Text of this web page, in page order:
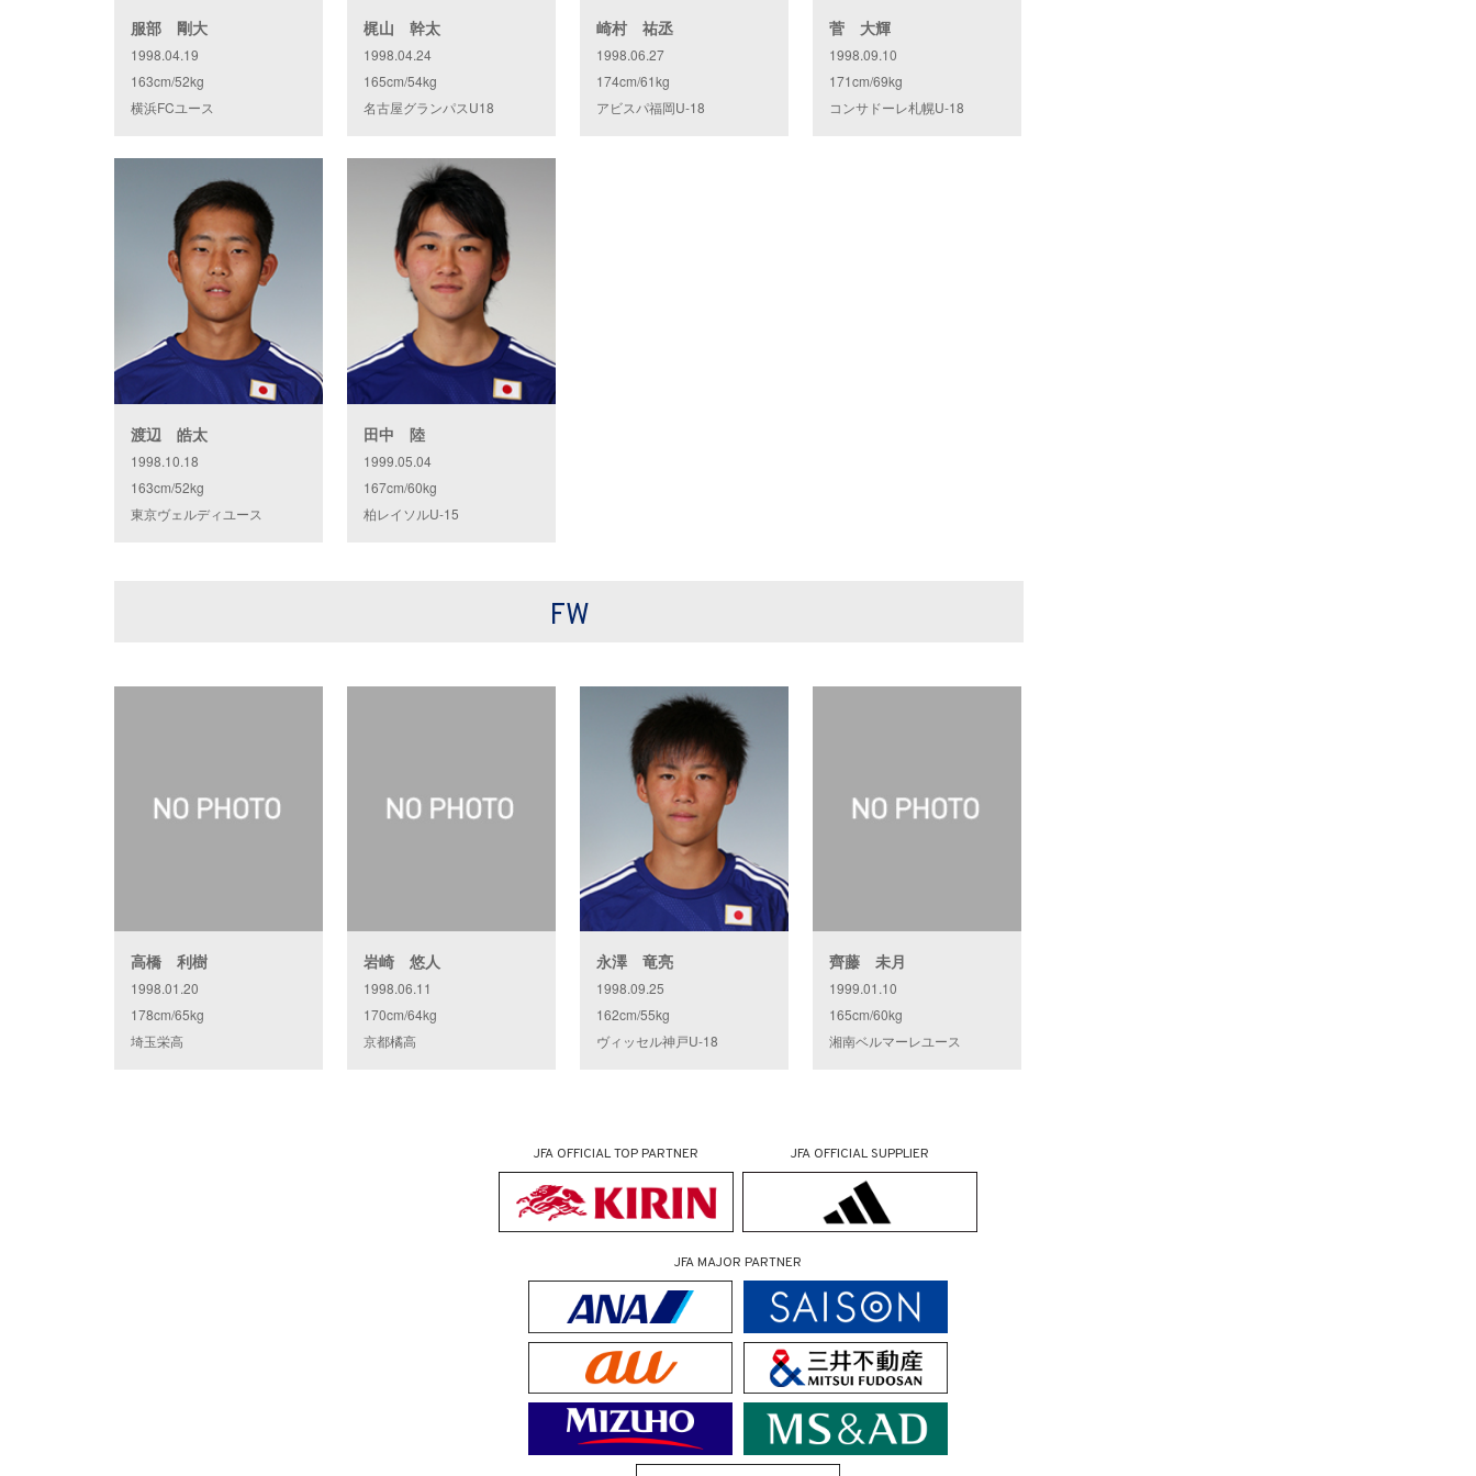
服部 剛大
1998.04.19
163cm/52kg
横浜FCユース
梶山 幹太
1998.04.24
165cm/54kg
名古屋グランパスU18
崎村 祐丞
1998.06.27
174cm/61kg
アビスパ福岡U-18
菅 大輝
1998.09.10
171cm/69kg
コンサドーレ札幌U-18
渡辺 皓太
1998.10.18
163cm/52kg
東京ヴェルディユース
田中 陸
1999.05.04
167cm/60kg
柏レイソルU-15
FW
高橋 利樹
1998.01.20
178cm/65kg
埼玉栄高
岩崎 悠人
1998.06.11
170cm/64kg
京都橘高
永澤 竜亮
1998.09.25
162cm/55kg
ヴィッセル神戸U-18
齊藤 未月
1999.01.10
165cm/60kg
湘南ベルマーレユース
JFA OFFICIALTOP PARTNER JFA OFFICIALSUPPLIER
JFA MAJOR PARTNER